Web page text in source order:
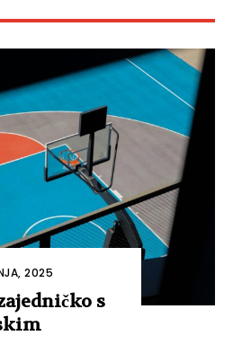
2025
s